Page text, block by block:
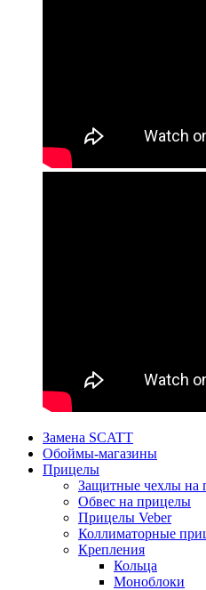
Замена SCATT
Обоймы-магазины
Прицелы
Защитные чехлы на
Обвес на прицелы
Прицелы Veber
Коллиматорные
Крепления
Кольца
Моноблоки